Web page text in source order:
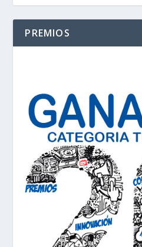
PREMIOS